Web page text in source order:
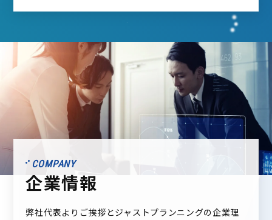
COMPANY
企業情報
弊社代表よりご挨拶とジャストプランニングの企業理